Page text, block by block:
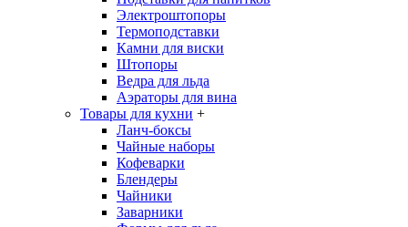
Электроштопоры
Термоподставки
Камни для виски
Штопоры
Ведра для льда
Аэраторы для вина
Товары для кухни +
Ланч-боксы
Чайные наборы
Кофеварки
Блендеры
Чайники
Заварники